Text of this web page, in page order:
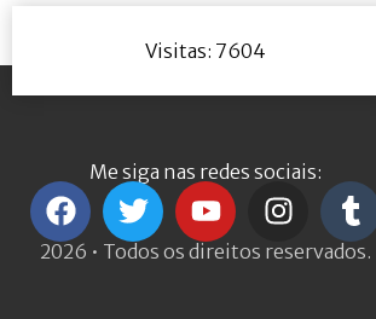
Visitas: 7604
Me siga nas redes sociais:
2026 • Todos os direitos reservados.